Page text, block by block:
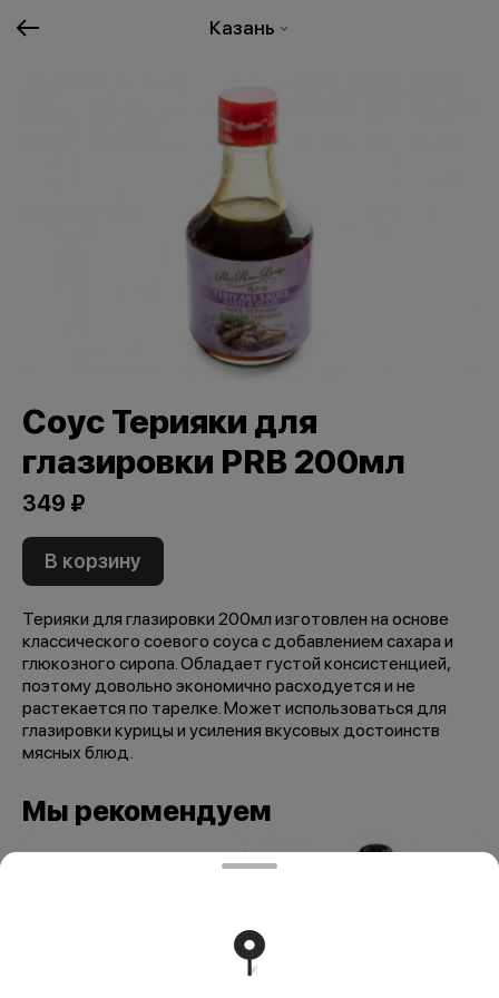
Казань
Соус Терияки для
глазировки PRB 200мл
349 ₽
В корзину
Терияки для глазировки 200мл изготовлен на основе
классического соевого соуса с добавлением сахара и
глюкозного сиропа. Обладает густой консистенцией,
поэтому довольно экономично расходуется и не
растекается по тарелке. Может использоваться для
глазировки курицы и усиления вкусовых достоинств
мясных блюд.
Мы рекомендуем